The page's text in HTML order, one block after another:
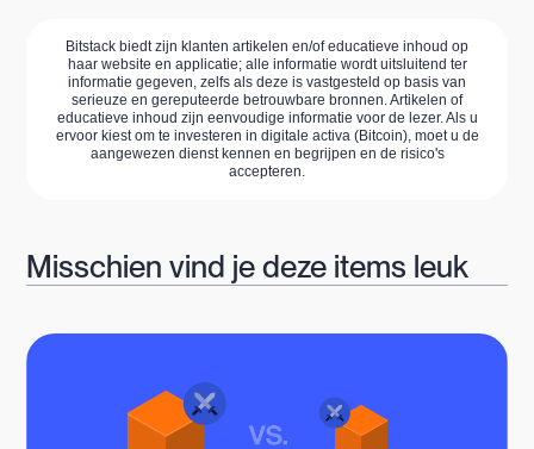
Bitstack biedt zijn klanten artikelen en/of educatieve inhoud op
haar website en applicatie; alle informatie wordt uitsluitend ter
informatie gegeven, zelfs als deze is vastgesteld op basis van
serieuze en gereputeerde betrouwbare bronnen. Artikelen of
educatieve inhoud zijn eenvoudige informatie voor de lezer. Als u
ervoor kiest om te investeren in digitale activa (Bitcoin), moet u de
aangewezen dienst kennen en begrijpen en de risico's
accepteren.
Misschien vind je deze items leuk